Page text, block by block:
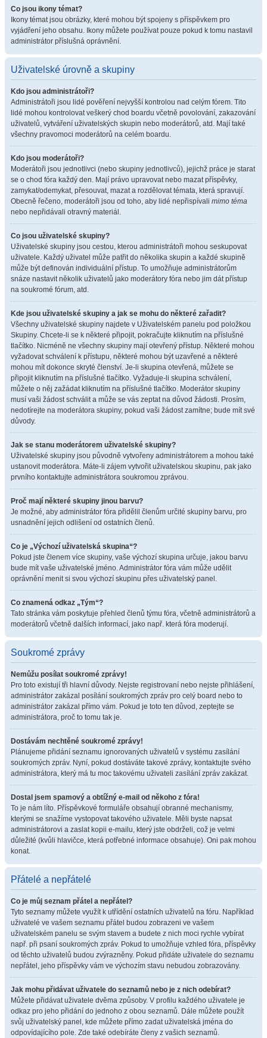
Co jsou ikony témat?
Ikony témat jsou obrázky, které mohou být spojeny s příspěvkem pro
vyjádření jeho obsahu. Ikony můžete používat pouze pokud k tomu nastavil
administrátor příslušná oprávnění.
Uživatelské úrovně a skupiny
Kdo jsou administrátoři?
Administrátoři jsou lidé pověření nejvyšší kontrolou nad celým fórem. Tito
lidé mohou kontrolovat veškerý chod boardu včetně povolování, zakazování
uživatelů, vytváření uživatelských skupin nebo moderátorů, atd. Mají také
všechny pravomoci moderátorů na celém boardu.
Kdo jsou moderátoři?
Moderátoři jsou jednotlivci (nebo skupiny jednotlivců), jejichž práce je starat
se o chod fóra každý den. Mají právo upravovat nebo mazat příspěvky,
zamykat/odemykat, přesouvat, mazat a rozdělovat témata, která spravují.
Obecně řečeno, moderátoři jsou od toho, aby lidé nepřispívali mimo téma
nebo nepřidávali otravný materiál.
Co jsou uživatelské skupiny?
Uživatelské skupiny jsou cestou, kterou administrátoři mohou seskupovat
uživatele. Každý uživatel může patřit do několika skupin a každé skupině
může být definován individuální přístup. To umožňuje administrátorům
snáze nastavit několik uživatelů jako moderátory fóra nebo jim dát přístup
na soukromé fórum, atd.
Kde jsou uživatelské skupiny a jak se mohu do některé zařadit?
Všechny uživatelské skupiny najdete v Uživatelském panelu pod položkou
Skupiny. Chcete-li se k některé připojit, pokračujte kliknutím na příslušné
tlačítko. Nicméně ne všechny skupiny mají otevřený přístup. Některé mohou
vyžadovat schválení k přístupu, některé mohou být uzavřené a některé
mohou mít dokonce skryté členství. Je-li skupina otevřená, můžete se
připojit kliknutím na příslušné tlačítko. Vyžaduje-li skupina schválení,
můžete o něj zažádat kliknutím na příslušné tlačítko. Moderátor skupiny
musí vaši žádost schválit a může se vás zeptat na důvod žádosti. Prosím,
nedotírejte na moderátora skupiny, pokud vaši žádost zamítne; bude mít své
důvody.
Jak se stanu moderátorem uživatelské skupiny?
Uživatelské skupiny jsou původně vytvořeny administrátorem a mohou také
ustanovit moderátora. Máte-li zájem vytvořit uživatelskou skupinu, pak jako
prvního kontaktujte administrátora soukromou zprávou.
Proč mají některé skupiny jinou barvu?
Je možné, aby administrátor fóra přidělil členům určité skupiny barvu, pro
usnadnění jejich odlišení od ostatních členů.
Co je „Výchozí uživatelská skupina“?
Pokud jste členem více skupiny, vaše výchozí skupina určuje, jakou barvu
bude mít vaše uživatelské jméno. Administrátor fóra vám může udělit
oprávnění menit si svou výchozí skupinu přes uživatelský panel.
Co znamená odkaz „Tým“?
Tato stránka vám poskytuje přehled členů týmu fóra, včetně administrátorů a
moderátorů včetně dalších informací, jako např. která fóra moderují.
Soukromé zprávy
Nemůžu posílat soukromé zprávy!
Pro toto existují tři hlavní důvody. Nejste registrovaní nebo nejste přihlášení,
administrátor zakázal posílání soukromých zpráv pro celý board nebo to
administrátor zakázal přímo vám. Pokud je toto ten důvod, zeptejte se
administrátora, proč to tomu tak je.
Dostávám nechtěné soukromé zprávy!
Plánujeme přidání seznamu ignorovaných uživatelů v systému zasílání
soukromých zpráv. Nyní, pokud dostáváte takové zprávy, kontaktujte svého
administrátora, který má tu moc takovému uživateli zasílání zpráv zakázat.
Dostal jsem spamový a obtížný e-mail od někoho z fóra!
To je nám líto. Příspěvkové formuláře obsahují obranné mechanismy,
kterými se snažíme vystopovat takového uživatele. Měli byste napsat
administrátorovi a zaslat kopii e-mailu, který jste obdrželi, což je velmi
důležité (kvůli hlavičce, která potřebné informace obsahuje). Oni pak mohou
konat.
Přátelé a nepřátelé
Co je můj seznam přátel a nepřátel?
Tyto seznamy můžete využít k utřídění ostatních uživatelů na fóru. Například
uživatelé ve vašem seznamu přátel budou zobrazeni ve vašem
uživatelském panelu se svým stavem a budete z nich moci rychle vybírat
např. při psaní soukromých zpráv. Pokud to umožňuje vzhled fóra, příspěvky
od těchto uživatelů budou zvýrazněny. Pokud přidáte uživatele do seznamu
nepřátel, jeho příspěvky vám ve výchozím stavu nebudou zobrazovány.
Jak mohu přidávat uživatele do seznamů nebo je z nich odebírat?
Můžete přidávat uživatele dvěma způsoby. V profilu každého uživatele je
odkaz pro jeho přidání do jednoho z obou seznamů. Dále můžete použít
svůj uživatelský panel, kde můžete přímo zadat uživatelská jména do
odpovídajícího pole. Zde také odebíráte členy z vašich seznamů.